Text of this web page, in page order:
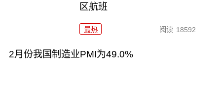
区航班
最热 阅读 18592
2月份我国制造业PMI为49.0%